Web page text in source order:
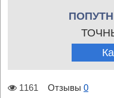
1161 Отзывы 0